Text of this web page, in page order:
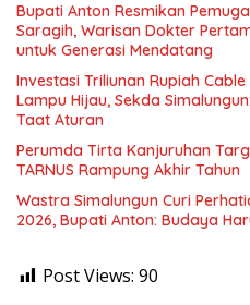
Bupati Anton Resmikan
Saragih, Warisan Dokter
untuk Generasi Mendatang
Investasi Triliunan Rupiah
Lampu Hijau, Sekda
Taat Aturan
Perumda Tirta Kanjuruhan
TARNUS Rampung Akhir Tahun
Wastra Simalungun Curi
2026, Bupati Anton: Budaya
Post Views: 90